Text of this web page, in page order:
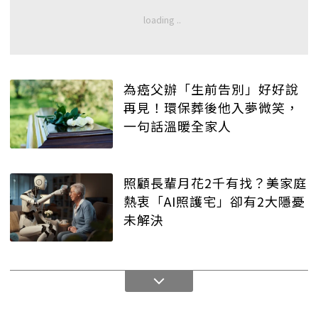
為癌父辦「生前告別」好好說
再見！環保葬後他入夢微笑，
一句話溫暖全家人
照顧長輩月花2千有找？美家庭
熱衷「AI照護宅」卻有2大隱憂
未解決